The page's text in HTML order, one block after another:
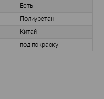
Есть
Полиуретан
Китай
под покраску